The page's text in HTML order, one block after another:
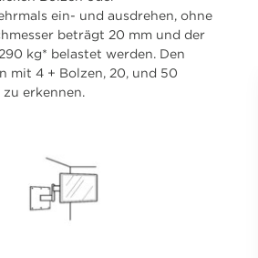
ein- und ausdrehen, ohne
beträgt 20 mm und der
kg* belastet werden. Den
mit 4 + Bolzen, 20, und 50
erkennen.